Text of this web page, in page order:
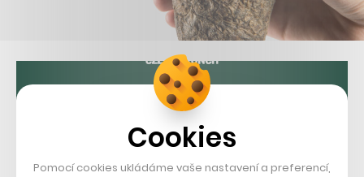
Cookies
Pomocí cookies ukládáme vaše nastavení a preferencí,